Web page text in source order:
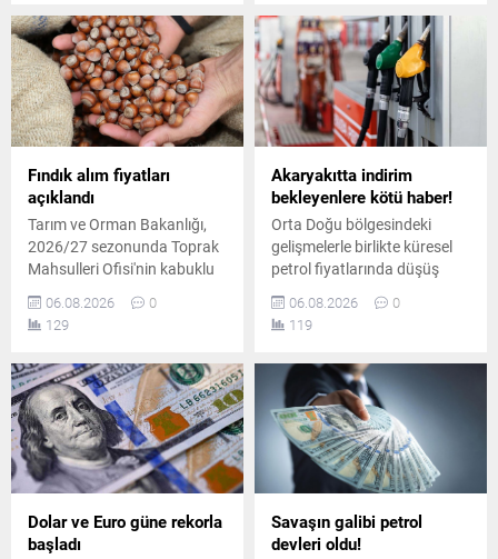
yansıyacak.
6.575 TL'yi gördü.
Fındık alım fiyatları
açıklandı
Tarım ve Orman Bakanlığı,
2026/27 sezonunda Toprak
Mahsulleri Ofisi'nin kabuklu
duyurdu. Giresun kalite
fındık 255 lira, levant kalite
250 liradan alınacak.
06.08.2026
0
129
Akaryakıtta indirim
bekleyenlere kötü haber!
Orta Doğu bölgesindeki
gelişmelerle birlikte küresel
petrol fiyatlarında düşüş
pompa fiyatları aynı kaldı.
Planlanan yüksek oranlı
vergi artışına aktarıldı.
06.08.2026
0
119
Dolar ve Euro güne rekorla
başladı
Savaşın galibi petrol
devleri oldu!